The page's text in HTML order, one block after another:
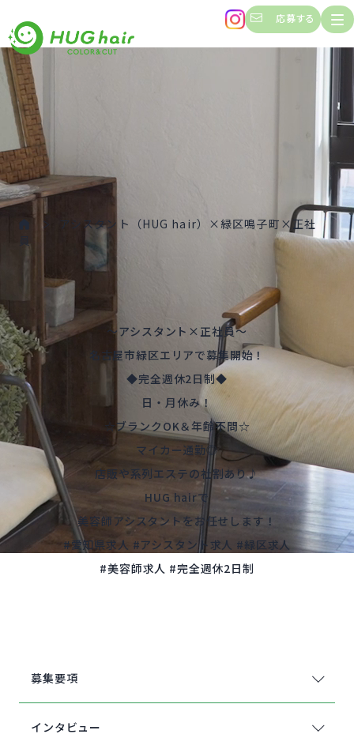
応募する
アシスタント（HUG hair）×緑区鳴子町×正社
員
～アシスタント×正社員～
名古屋市緑区エリアで募集開始！
◆完全週休2日制◆
日・月休み！
☆ブランクOK＆年齢不問☆
マイカー通勤◎
店販や系列エステの社割あり♪
HUG hairで
美容師アシスタントをお任せします！
#愛知県求人 #アシスタント求人 #緑区求人
#美容師求人 #完全週休2日制
募集要項
インタビュー